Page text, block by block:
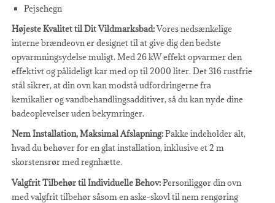
Pejsehegn
Højeste Kvalitet til Dit Vildmarksbad:Vores nedsænkelige
interne brændeovn er designet til at give dig den bedste
opvarmningsydelse muligt. Med 26 kW effekt opvarmer den
effektivt og pålideligt kar med op til 2000 liter. Det 316 rustfrie
stål sikrer, at din ovn kan modstå udfordringerne fra
kemikalier og vandbehandlingsadditiver, så du kan nyde dine
badeoplevelser uden bekymringer.
Nem Installation, Maksimal Afslapning:Pakke indeholder alt,
hvad du behøver for en glat installation, inklusive et 2 m
skorstensrør med regnhætte.
Valgfrit Tilbehør til Individuelle Behov:Personliggør din ovn
med valgfrit tilbehør såsom en aske-skovl til nem rengøring